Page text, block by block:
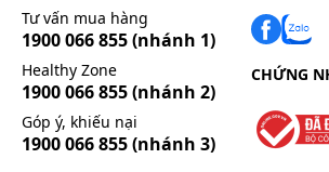
Tư vấn mua hàng
1900 066 855(nhánh 1)
Healthy Zone
1900 066 855(nhánh 2)
Góp ý, khiếu nại
1900 066 855(nhánh 3)
CHỨNG